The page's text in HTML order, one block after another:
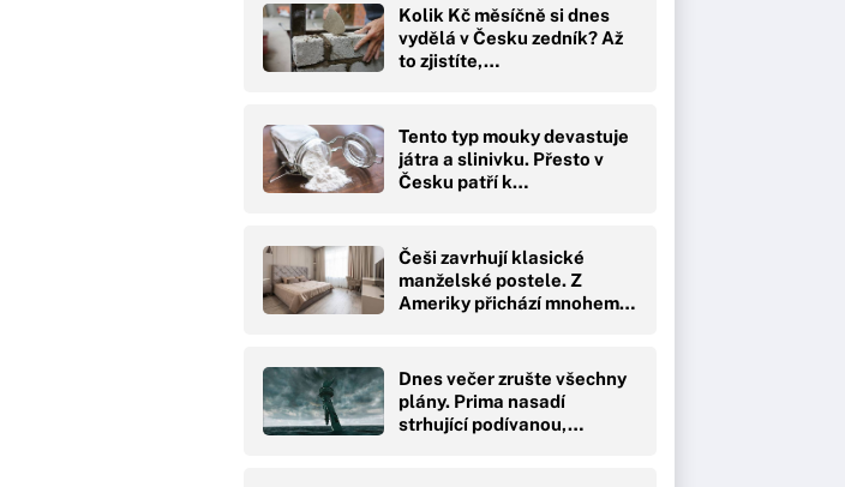
Kolik Kč měsíčně si dnes
vydělá v Česku zedník? Až
to zjistíte,…
Tento typ mouky devastuje
játra a slinivku. Přesto v
Česku patří k…
Češi zavrhují klasické
manželské postele. Z
Ameriky přichází mnohem…
Dnes večer zrušte všechny
plány. Prima nasadí
strhující podívanou,…